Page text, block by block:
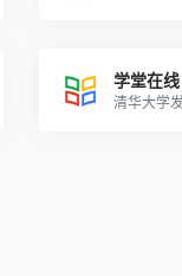
学堂在线